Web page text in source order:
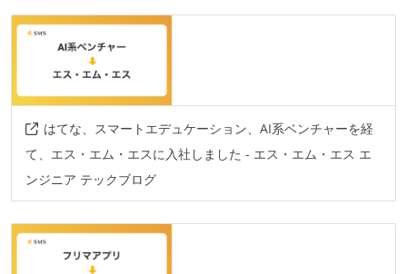
はてな、スマートエデュケーション、AI系ベンチャーを経
て、エス・エム・エスに入社しました - エス・エム・エス エ
ンジニア テックブログ